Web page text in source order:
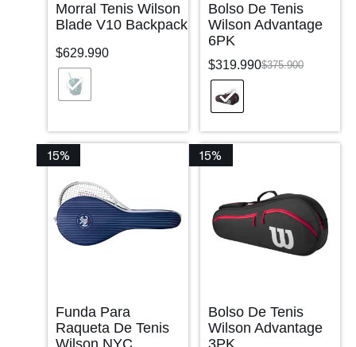
Morral Tenis Wilson
Blade V10 Backpack
$629.990
Bolso De Tenis
Wilson Advantage
6PK
$375.900
$319.990
15%
Funda Para
Raqueta De Tenis
Wilson NYC
15%
Bolso De Tenis
Wilson Advantage
3PK